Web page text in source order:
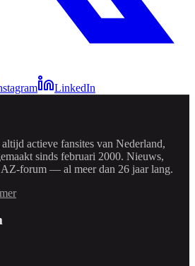
LinkedIn
actieve fansites van Nederland,
sinds februari 2000. Nieuws,
AZ-forum — al meer dan 26 jaar lang.